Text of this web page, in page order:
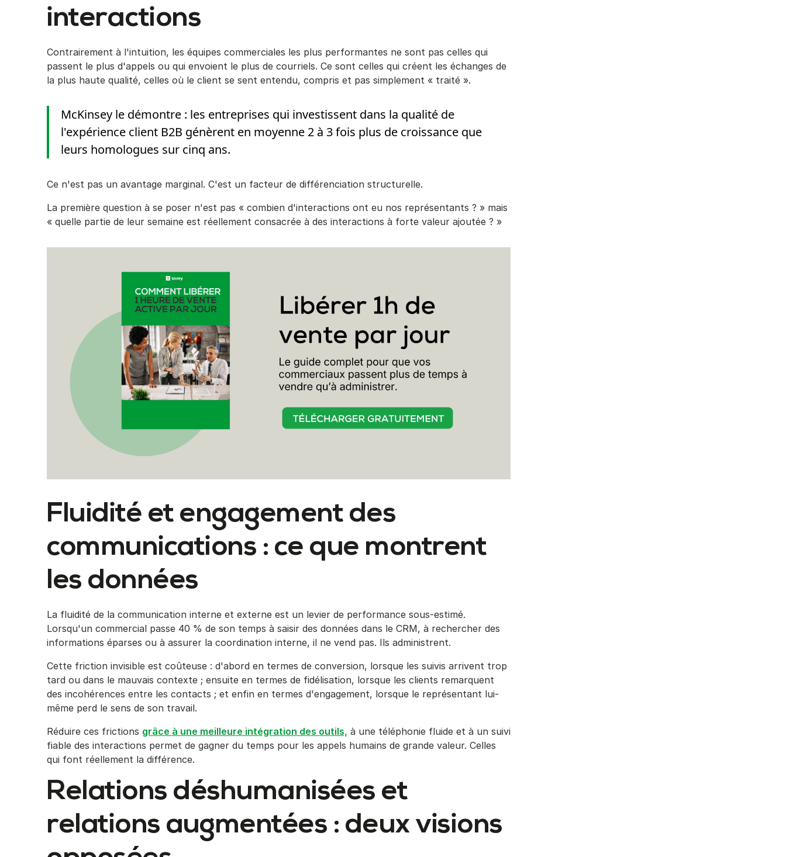
interactions
Contrairement à l'intuition, les équipes commerciales les plus performantes ne sont pas celles qui
passent le plus d'appels ou qui envoient le plus de courriels. Ce sont celles qui créent les échanges de
la plus haute qualité, celles où le client se sent entendu, compris et pas simplement « traité ».
McKinsey le démontre : les entreprises qui investissent dans la qualité de
l'expérience client B2B génèrent en moyenne 2 à 3 fois plus de croissance que
leurs homologues sur cinq ans.
Ce n'est pas un avantage marginal. C'est un facteur de différenciation structurelle.
La première question à se poser n'est pas « combien d'interactions ont eu nos représentants ? » mais
« quelle partie de leur semaine est réellement consacrée à des interactions à forte valeur ajoutée ? »
Fluidité et engagement des
communications : ce que montrent
les données
La fluidité de la communication interne et externe est un levier de performance sous-estimé.
Lorsqu'un commercial passe 40 % de son temps à saisir des données dans le CRM, à rechercher des
informations éparses ou à assurer la coordination interne, il ne vend pas. Ils administrent.
Cette friction invisible est coûteuse : d'abord en termes de conversion, lorsque les suivis arrivent trop
tard ou dans le mauvais contexte ; ensuite en termes de fidélisation, lorsque les clients remarquent
des incohérences entre les contacts ; et enfin en termes d'engagement, lorsque le représentant lui-
même perd le sens de son travail.
Réduire ces frictions grâce à une meilleure intégration des outils, à une téléphonie fluide et à un suivi
fiable des interactions permet de gagner du temps pour les appels humains de grande valeur. Celles
qui font réellement la différence.
Relations déshumanisées et
relations augmentées : deux visions